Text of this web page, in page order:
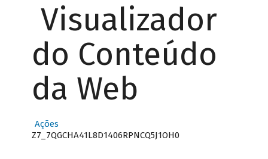
Visualizador
do Conteúdo
da Web
Ações
Z7_7QGCHA41L8D1406RPNCQ5J1OH0